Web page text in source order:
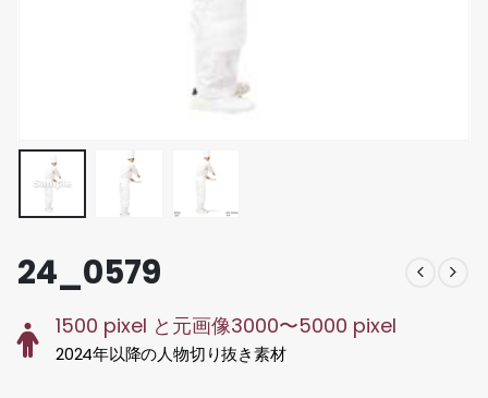
24_0579
1500 pixel と元画像3000〜5000 pixel
2024年以降の人物切り抜き素材